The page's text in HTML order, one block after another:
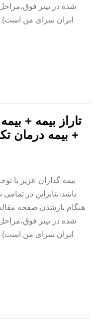
شده در تیتر فوق،مراحل
ایران سرای من است)
تاراز بیمه +
+ بیمه درمان
بیمه گذاران عزیز با
باشد،بنابراین در
هنگام بازشدن صفحه
شده در تیتر فوق،مراحل
ایران سرای من است)